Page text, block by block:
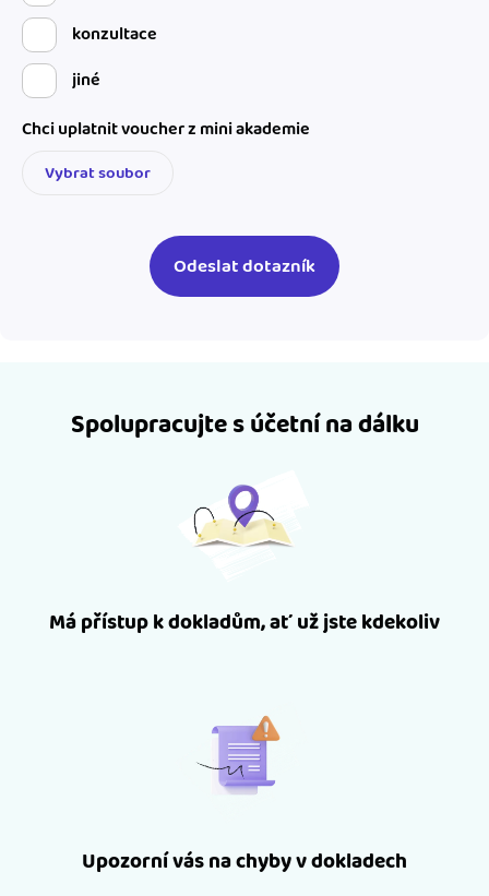
konzultace
jiné
Chci uplatnit voucher z mini akademie
Vybrat soubor
Spolupracujte s účetní na dálku
Má přístup k dokladům, ať už jste kdekoliv
Upozorní vás na chyby v dokladech